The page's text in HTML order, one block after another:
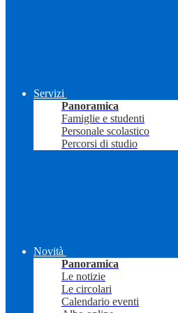
Servizi
Panoramica
Famiglie e studenti
Personale scolastico
Percorsi di studio
Novità
Panoramica
Le notizie
Le circolari
Calendario eventi